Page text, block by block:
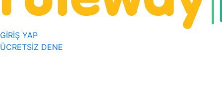
GİRİŞ YAP
ÜCRETSİZ DENE